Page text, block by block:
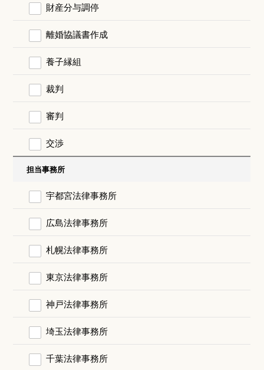
財産分与調停
離婚協議書作成
養子縁組
裁判
審判
交渉
担当事務所
宇都宮法律事務所
広島法律事務所
札幌法律事務所
東京法律事務所
神戸法律事務所
埼玉法律事務所
千葉法律事務所